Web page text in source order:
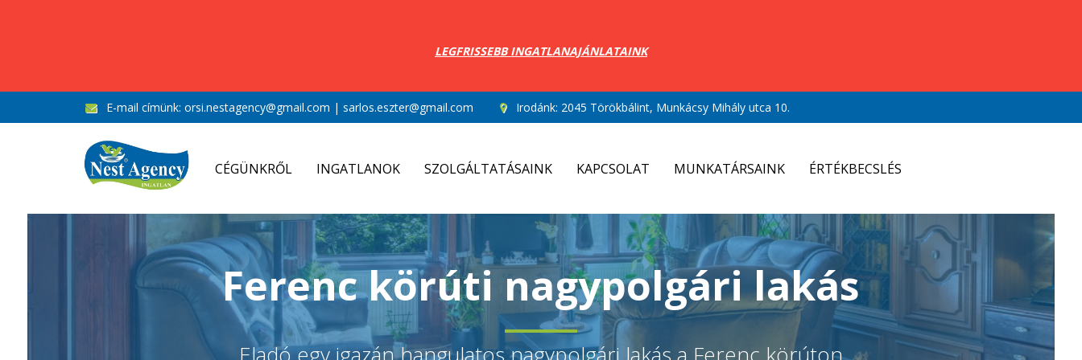
LEGFRISSEBB INGATLANAJÁNLATAINK
E-mail címünk: orsi.nestagency@gmail.com | sarlos.eszter@gmail.com Irodánk: 2045 Törökbálint, Munkácsy Mihály utca 10.
CÉGÜNKRŐL INGATLANOK SZOLGÁLTATÁSAINK KAPCSOLAT MUNKATÁRSAINK ÉRTÉKBECSLÉS
Ferenc körúti nagypolgári lakás